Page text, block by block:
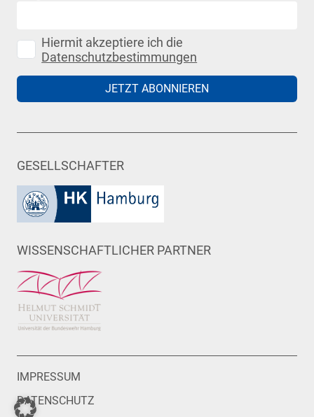
Hiermit akzeptiere ich die
Datenschutzbestimmungen
JETZT ABONNIEREN
GESELLSCHAFTER
WISSENSCHAFTLICHER PARTNER
IMPRESSUM
DATENSCHUTZ